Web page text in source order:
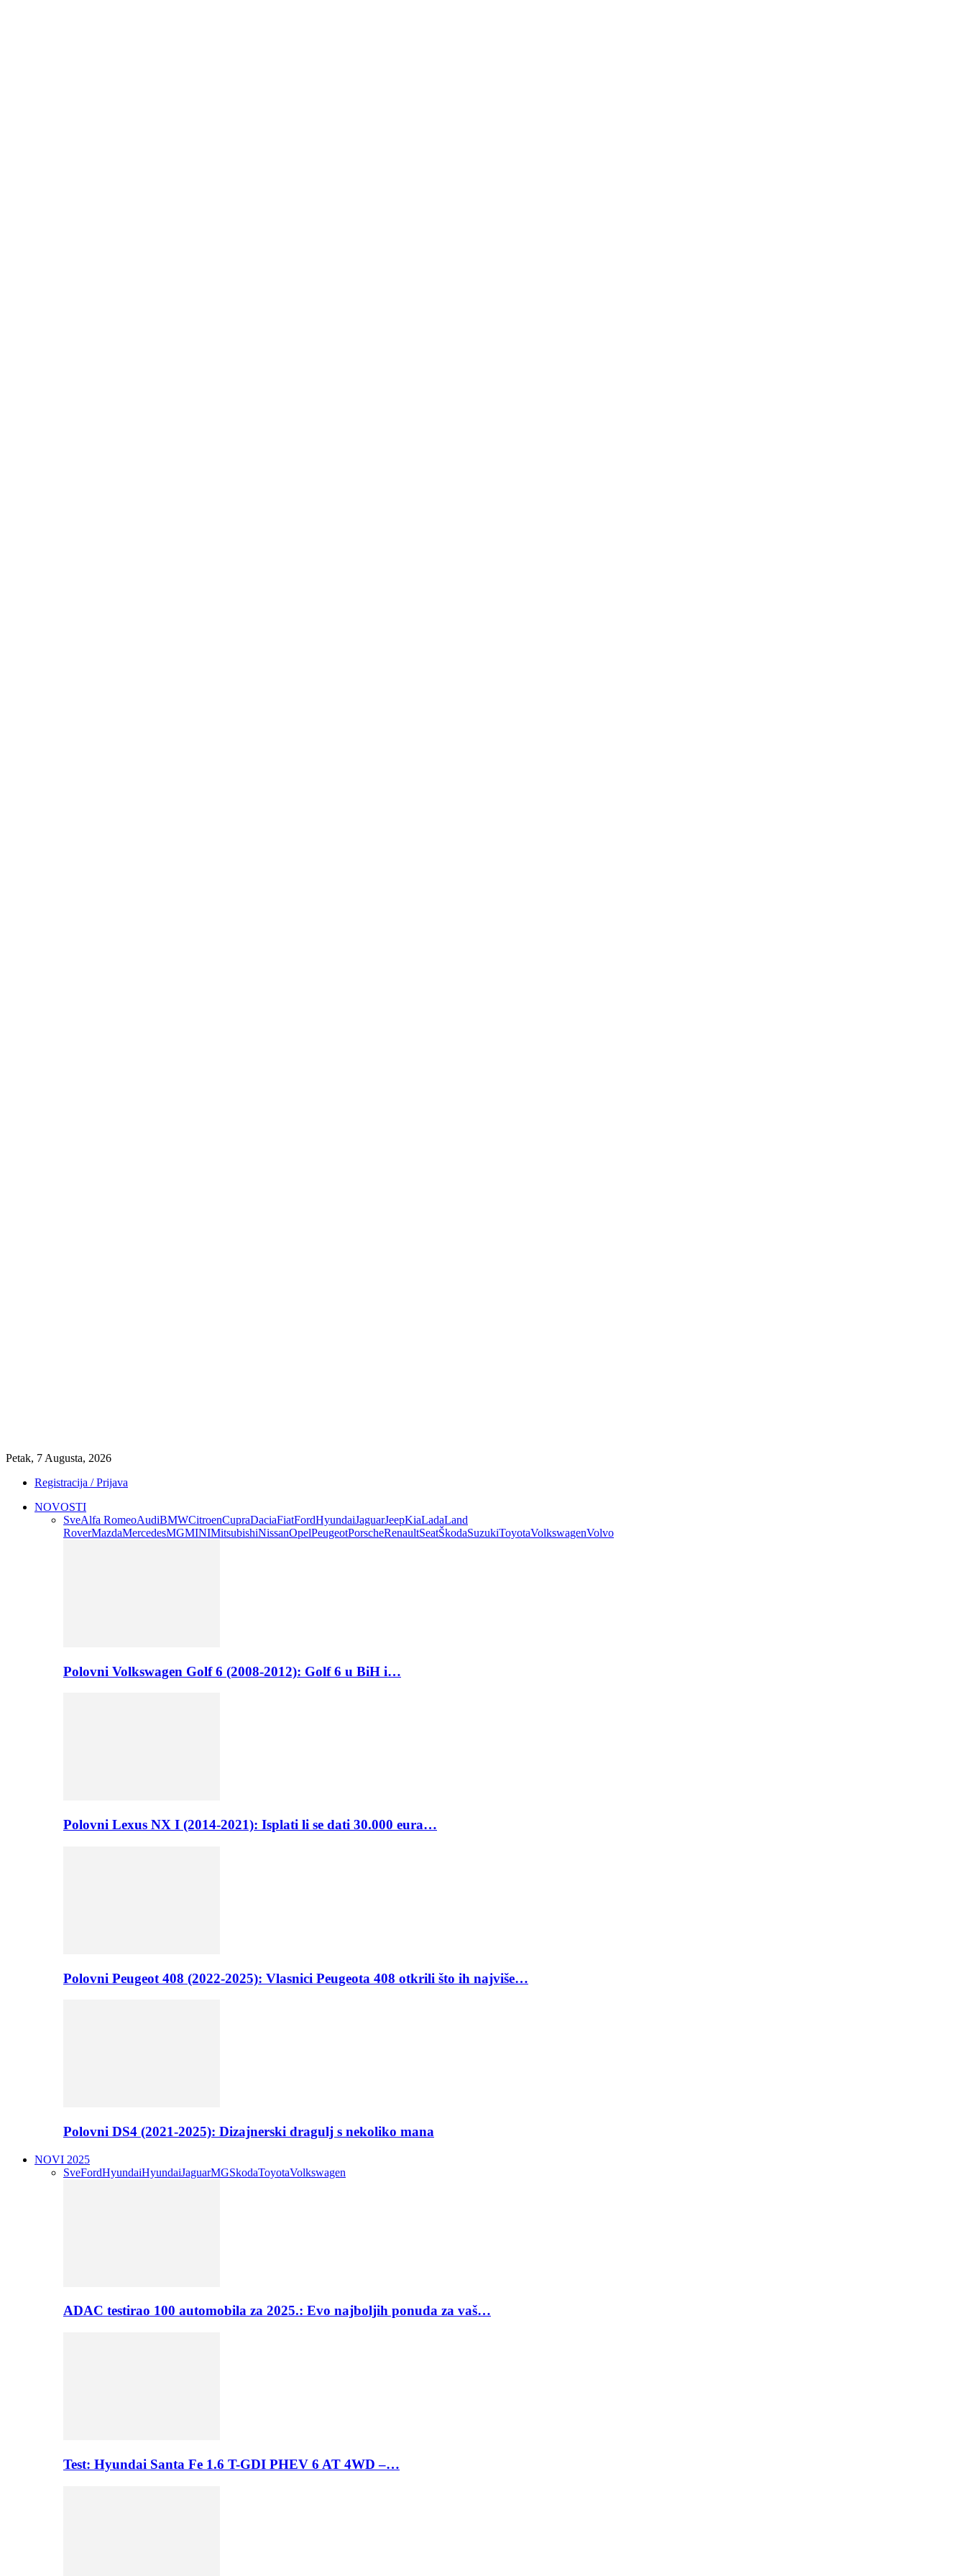
Petak, 7 Augusta, 2026
Registracija / Prijava
NOVOSTI
SveAlfa RomeoAudiBMWCitroenCupraDaciaFiatFordHyundaiJaguarJeepKiaLadaLand
RoverMazdaMercedesMGMINIMitsubishiNissanOpelPeugeotPorscheRenaultSeatŠkodaSuzukiToyotaVolkswagenVolvo
Polovni Volkswagen Golf 6 (2008-2012): Golf 6 u BiH i…
Polovni Lexus NX I (2014-2021): Isplati li se dati 30.000 eura…
Polovni Peugeot 408 (2022-2025): Vlasnici Peugeota 408 otkrili što ih najviše…
Polovni DS4 (2021-2025): Dizajnerski dragulj s nekoliko mana
NOVI 2025
SveFordHyundaiHyundaiJaguarMGSkodaToyotaVolkswagen
ADAC testirao 100 automobila za 2025.: Evo najboljih ponuda za vaš…
Test: Hyundai Santa Fe 1.6 T-GDI PHEV 6 AT 4WD –…